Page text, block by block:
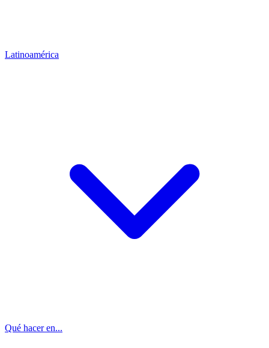
Latinoamérica
Qué hacer en...